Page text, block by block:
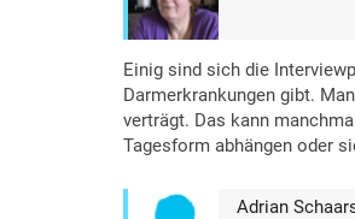
Einig sind sich die
Darmerkrankungen gibt.
verträgt. Das kann
Tagesform abhängen oder
Adrian